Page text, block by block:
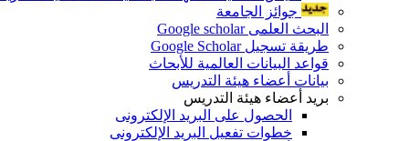
جوائز الجامعة
البحث العلمى Google scholar
طريقة تسجيل Google Scholar
قواعد البيانات العالمية للأبحاث
بيانات أعضاء هيئة التدريس
بريد أعضاء هيئة التدريس
الحصول على البريد الإلكترونى
خطوات تفعيل البريد الإلكترونى